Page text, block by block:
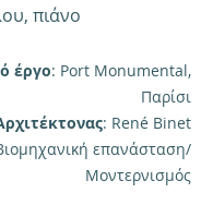
πιάνο
έργο: Port Monumental,
Παρίσι
: René Binet
επανάσταση/
Μοντερνισμός